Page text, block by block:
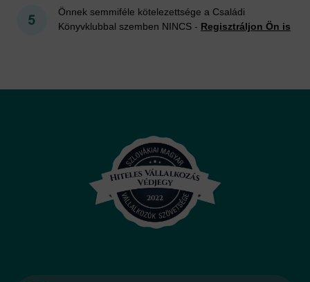
Önnek semmiféle kötelezettsége a Családi
Könyvklubbal szemben NINCS - Regisztráljon Ön is